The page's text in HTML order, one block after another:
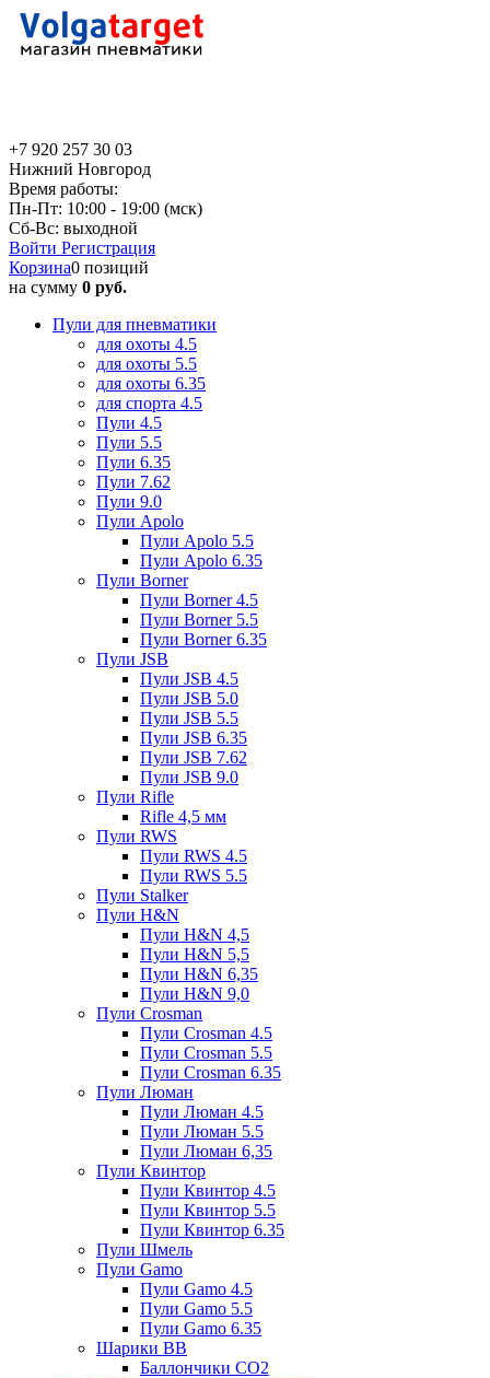
+7 920 257 30 03
Нижний Новгород
Время работы:
Пн-Пт: 10:00 - 19:00 (мск)
Сб-Вс: выходной
Войти Регистрация
Корзина0 позиций
на сумму 0 руб.
Пули для пневматики
для охоты 4.5
для охоты 5.5
для охоты 6.35
для спорта 4.5
Пули 4.5
Пули 5.5
Пули 6.35
Пули 7.62
Пули 9.0
Пули Apolo
Пули Apolo 5.5
Пули Apolo 6.35
Пули Borner
Пули Borner 4.5
Пули Borner 5.5
Пули Borner 6.35
Пули JSB
Пули JSB 4.5
Пули JSB 5.0
Пули JSB 5.5
Пули JSB 6.35
Пули JSB 7.62
Пули JSB 9.0
Пули Rifle
Rifle 4,5 мм
Пули RWS
Пули RWS 4.5
Пули RWS 5.5
Пули Stalker
Пули H&N
Пули H&N 4,5
Пули H&N 5,5
Пули H&N 6,35
Пули H&N 9,0
Пули Crosman
Пули Crosman 4.5
Пули Crosman 5.5
Пули Crosman 6.35
Пули Люман
Пули Люман 4.5
Пули Люман 5.5
Пули Люман 6,35
Пули Квинтор
Пули Квинтор 4.5
Пули Квинтор 5.5
Пули Квинтор 6.35
Пули Шмель
Пули Gamo
Пули Gamo 4.5
Пули Gamo 5.5
Пули Gamo 6.35
Шарики BB
Баллончики CO2